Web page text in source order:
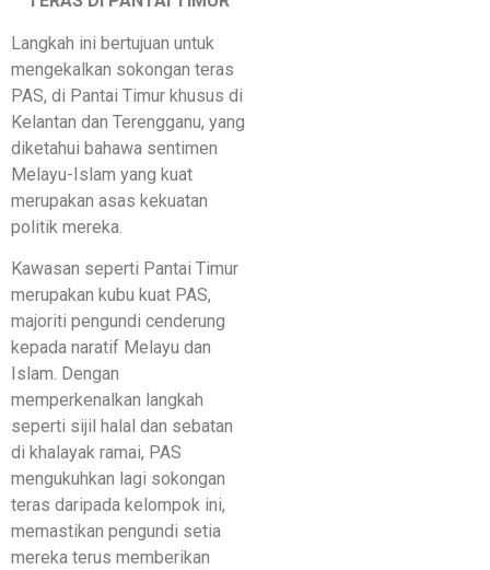
Langkah ini bertujuan untuk
mengekalkan sokongan teras
PAS, di Pantai Timur khusus di
Kelantan dan Terengganu, yang
diketahui bahawa sentimen
Melayu-Islam yang kuat
merupakan asas kekuatan
politik mereka.
Kawasan seperti Pantai Timur
merupakan kubu kuat PAS,
majoriti pengundi cenderung
kepada naratif Melayu dan
Islam. Dengan
memperkenalkan langkah
seperti sijil halal dan sebatan
di khalayak ramai, PAS
mengukuhkan lagi sokongan
teras daripada kelompok ini,
memastikan pengundi setia
mereka terus memberikan